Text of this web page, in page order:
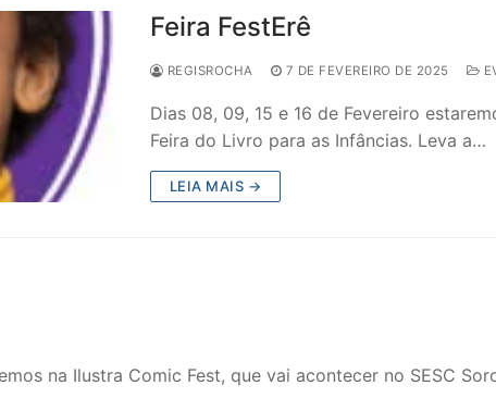
Feira FestErê
REGISROCHA 7 DE FEVEREIRO DE 2025
Dias 08, 09, 15 e 16 de Fevereiro
Feira do Livro para as Infâncias. Leva a…
LEIA MAIS →
na Ilustra Comic Fest, que vai acontecer no SESC